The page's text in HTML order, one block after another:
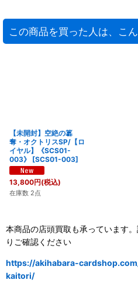
この商品を買った人は、こ
【未開封】空絶の簒
奪・オクトリスSP/【ロ
イヤル】《SCS01-
003》
[SCS01-003]
13,800円(税込)
在庫数 2点
本商品の店頭買取も承っています
りご確認ください
https://akihabara-
kaitori/